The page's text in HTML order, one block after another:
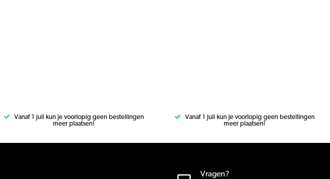
Vanaf 1 juli kun je voorlopig geen bestellingen
meer plaatsen!
Vanaf 1 juli kun je voorlopig geen bestellingen
meer plaatsen!
Vragen?